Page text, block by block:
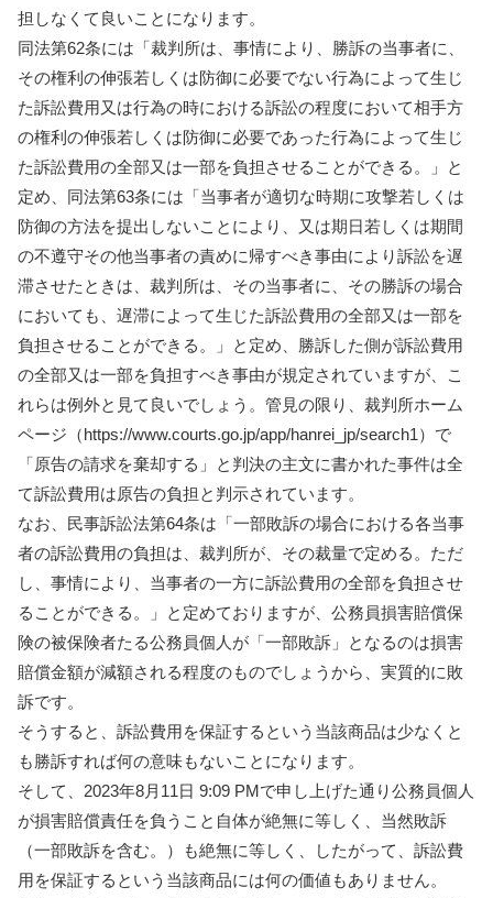
担しなくて良いことになります。
同法第62条には「裁判所は、事情により、勝訴の当事者に、
その権利の伸張若しくは防御に必要でない行為によって生じ
た訴訟費用又は行為の時における訴訟の程度において相手方
の権利の伸張若しくは防御に必要であった行為によって生じ
た訴訟費用の全部又は一部を負担させることができる。」と
定め、同法第63条には「当事者が適切な時期に攻撃若しくは
防御の方法を提出しないことにより、又は期日若しくは期間
の不遵守その他当事者の責めに帰すべき事由により訴訟を遅
滞させたときは、裁判所は、その当事者に、その勝訴の場合
においても、遅滞によって生じた訴訟費用の全部又は一部を
負担させることができる。」と定め、勝訴した側が訴訟費用
の全部又は一部を負担すべき事由が規定されていますが、こ
れらは例外と見て良いでしょう。管見の限り、裁判所ホーム
ページ（https://www.courts.go.jp/app/hanrei_jp/search1）で
「原告の請求を棄却する」と判決の主文に書かれた事件は全
て訴訟費用は原告の負担と判示されています。
なお、民事訴訟法第64条は「一部敗訴の場合における各当事
者の訴訟費用の負担は、裁判所が、その裁量で定める。ただ
し、事情により、当事者の一方に訴訟費用の全部を負担させ
ることができる。」と定めておりますが、公務員損害賠償保
険の被保険者たる公務員個人が「一部敗訴」となるのは損害
賠償金額が減額される程度のものでしょうから、実質的に敗
訴です。
そうすると、訴訟費用を保証するという当該商品は少なくと
も勝訴すれば何の意味もないことになります。
そして、2023年8月11日 9:09 PMで申し上げた通り公務員個人
が損害賠償責任を負うこと自体が絶無に等しく、当然敗訴
（一部敗訴を含む。）も絶無に等しく、したがって、訴訟費
用を保証するという当該商品には何の価値もありません。